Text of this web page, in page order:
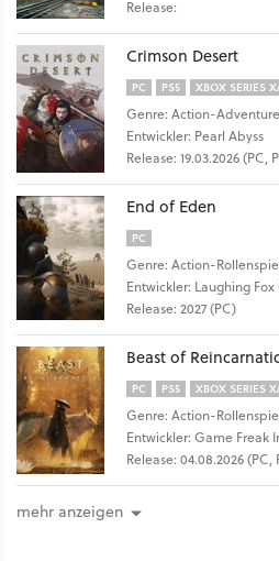
Release:
Crimson Desert
PC PS5 XBOX SERIES
Genre: Action-Adventure
Entwickler: Pearl Abyss
Release: 19.03.2026 (PC,
End of Eden
PC
Genre: Action-
Entwickler: Laughing
Release: 2027 (PC)
Beast of
PC PS5 XBOX SERIES
Genre: Action-
Entwickler: Game Freak
Release: 04.08.2026
mehr anzeigen